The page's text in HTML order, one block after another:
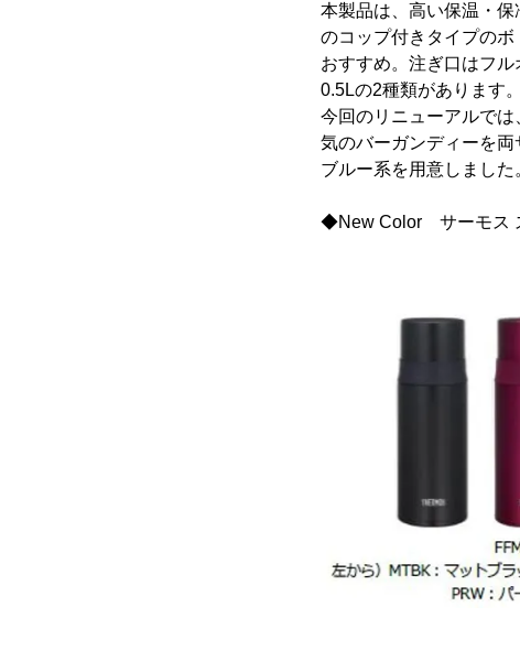
本製品は、高い保温・
のコップ付きタイプの
おすすめ。注ぎ口はフ
0.5Lの2種類があります。
今回のリニューアルで
気のバーガンディーを
ブルー系を用意しました
◆New Color サーモス